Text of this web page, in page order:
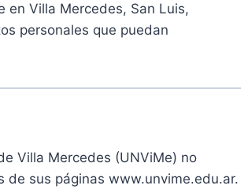
en Villa Mercedes, San Luis,
personales que puedan
Villa Mercedes (UNViMe) no
sus páginas www.unvime.edu.ar.